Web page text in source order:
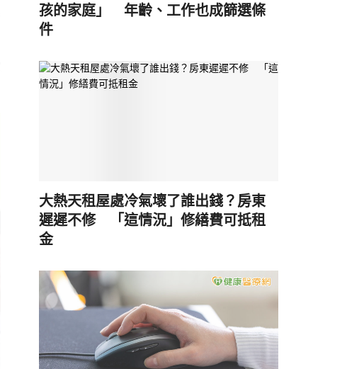
孩的家庭」 年齡、工作也成篩選條
件
大熱天租屋處冷氣壞了誰出錢？房東
遲遲不修 「這情況」修繕費可抵租
金